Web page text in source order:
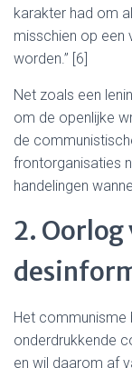
karakter had om
misschien op een
worden.” [6]
Net zoals een
om de openlijke
de
frontorganisaties
handelingen
2. Oorlog
Het communisme
onderdrukkende
en wil daarom af